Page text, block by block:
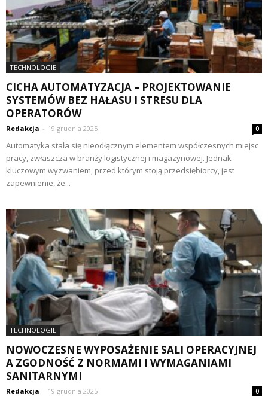
TECHNOLOGIE
CICHA AUTOMATYZACJA – PROJEKTOWANIE
SYSTEMÓW BEZ HAŁASU I STRESU DLA
OPERATORÓW
Redakcja - 19 grudnia 2025 0
Automatyka stała się nieodłącznym elementem współczesnych miejsc
pracy, zwłaszcza w branży logistycznej i magazynowej. Jednak
kluczowym wyzwaniem, przed którym stoją przedsiębiorcy, jest
zapewnienie, że...
TECHNOLOGIE
NOWOCZESNE WYPOSAŻENIE SALI OPERACYJNEJ
A ZGODNOŚĆ Z NORMAMI I WYMAGANIAMI
SANITARNYMI
Redakcja - 19 grudnia 2025 0